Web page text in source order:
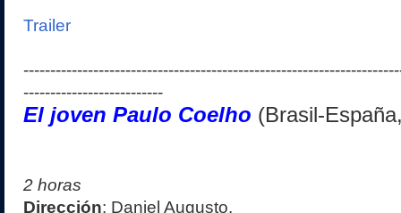
Trailer
--------------------------
El joven Paulo Coelho (Brasil-España
2 horas
Dirección: Daniel Augusto.